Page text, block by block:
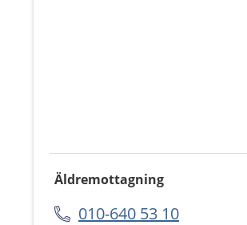
Äldremottagning
010-640 53 10